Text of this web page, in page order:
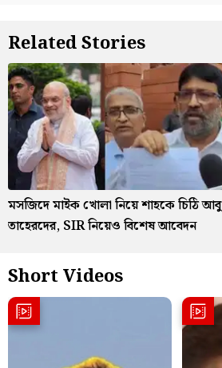
Related Stories
মসজিদে মাইক খোলা নিয়ে শাহকে চিঠি আবু
তাহেরদের, SIR নিয়েও বিশেষ আবেদন
Short Videos